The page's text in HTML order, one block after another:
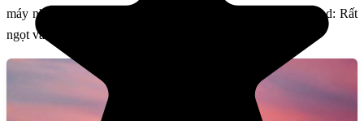
máy nhận lời khen. Nhược điểm nổi bật của Oud Satin Mood: Rất
ngọt và có nhiều phấn, kén người dùng hơn.